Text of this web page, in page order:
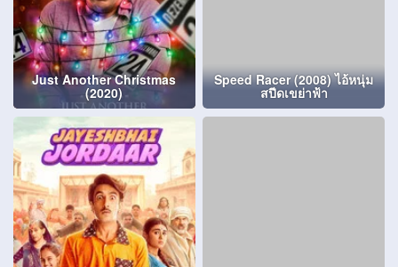
Just Another Christmas
(2020)
Speed Racer (2008) ไอ้หนุ่ม
สปีดเขย่าฟ้า